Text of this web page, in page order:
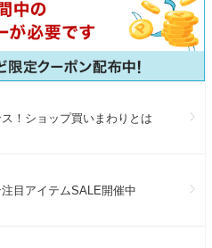
！ショップ買いまわりとは
目アイテムSALE開催中